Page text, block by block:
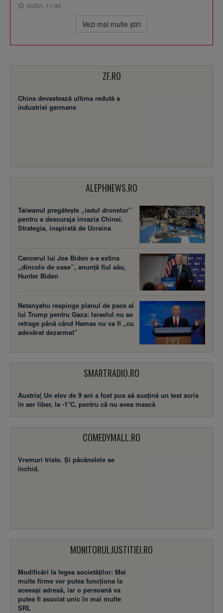
astăzi, 11:46
Vezi mai multe ştiri
ZF.RO
China devastează ultima redută a
industriei germane
ALEPHNEWS.RO
Taiwanul pregătește „iadul dronelor”
pentru a descuraja invazia Chinei.
Strategia, inspirată de Ucraina
Cancerul lui Joe Biden s-a extins
„dincolo de oase”, anunță fiul său,
Hunter Biden
Netanyahu respinge planul de pace al
lui Trump pentru Gaza: Israelul nu se
retrage până când Hamas nu va fi „cu
adevărat dezarmat”
SMARTRADIO.RO
Austria| Un elev de 9 ani a fost pus să susţină un test scris
în aer liber, la -1°C, pentru că nu avea mască
COMEDYMALL.RO
Vremuri triste. Şi păcănelele se
închid.
MONITORULJUSTITIEI.RO
Modificări la legea societăţilor: Mai
multe firme vor putea funcţiona la
aceeaşi adresă, iar o persoană va
putea fi asociat unic în mai multe
SRL